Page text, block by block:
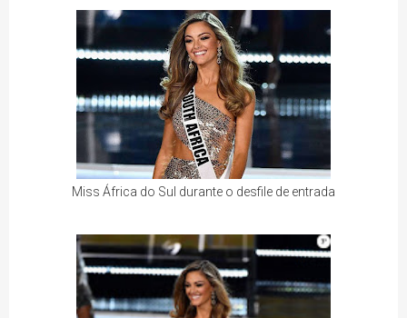
Miss África do Sul durante o desfile de entrada